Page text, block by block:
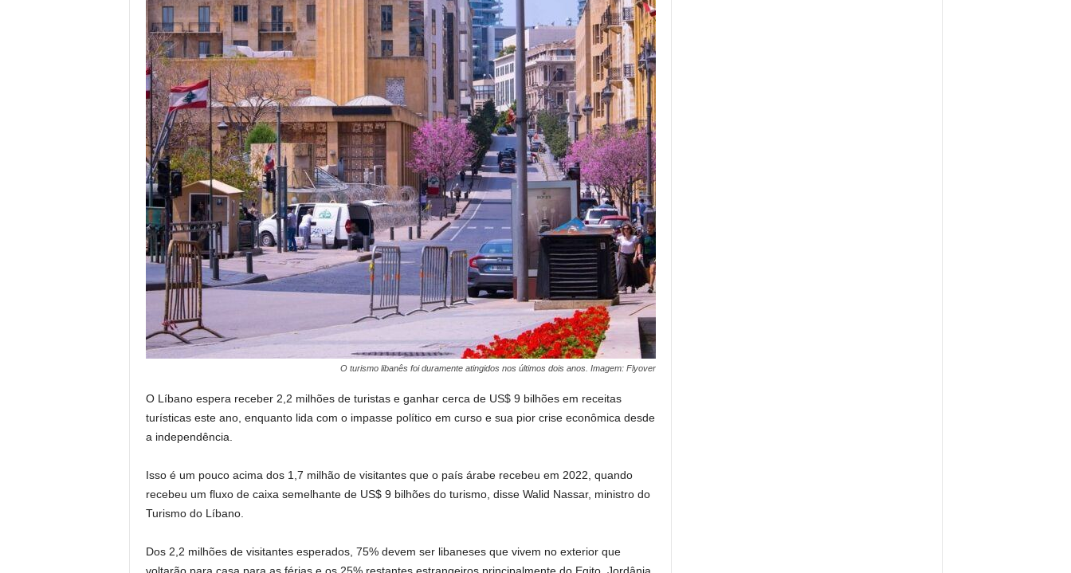
O turismo libanês foi duramente atingidos nos últimos dois anos. Imagem: Flyover
O Líbano espera receber 2,2 milhões de turistas e ganhar cerca de US$ 9 bilhões em receitas
turísticas este ano, enquanto lida com o impasse político em curso e sua pior crise econômica desde
a independência.
Isso é um pouco acima dos 1,7 milhão de visitantes que o país árabe recebeu em 2022, quando
recebeu um fluxo de caixa semelhante de US$ 9 bilhões do turismo, disse Walid Nassar, ministro do
Turismo do Líbano.
Dos 2,2 milhões de visitantes esperados, 75% devem ser libaneses que vivem no exterior que